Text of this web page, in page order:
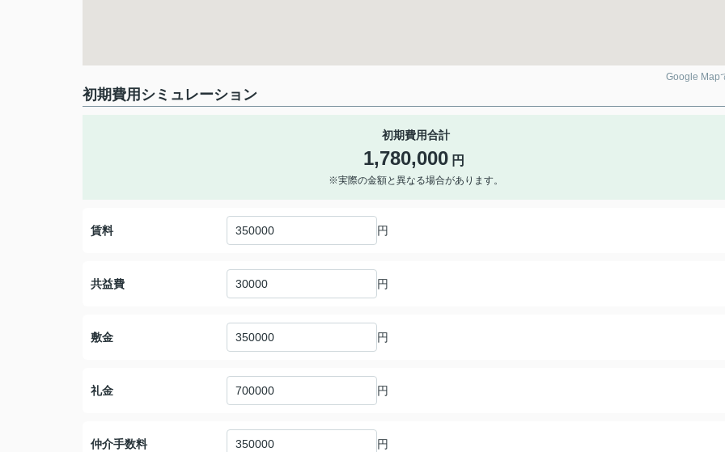
Google Map
初期費用シミュレーション
初期費用合計
1,780,000 円
※実際の金額と異なる場合があります。
賃料 円
共益費 円
敷金 円
礼金 円
仲介手数料 円